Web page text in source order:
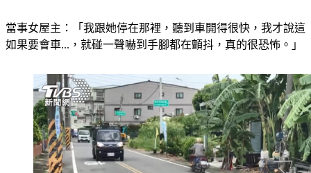
當事女屋主：「我跟她停在那裡，聽到車開得很快，我才說這
如果要會車...，就碰一聲嚇到手腳都在顫抖，真的很恐怖。」